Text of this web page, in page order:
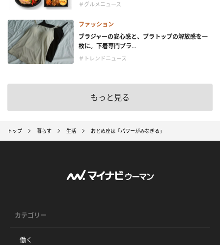
＃グルメニュース
ファッション
ブラジャーの安心感と、ブラトップの解放感を一
枚に。下着専門ブラ...
＃トレンドニュース
もっと見る
トップ 暮らす 生活 おとめ座は「パワーがみなぎる」
カテゴリー
働く